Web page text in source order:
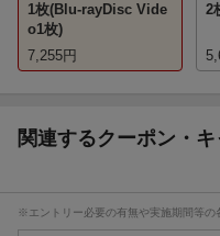
1枚(Blu-rayDisc Vide
o1枚)
7,255円
2
関連するクーポン・
※エントリー必要の有無や実施期間等の